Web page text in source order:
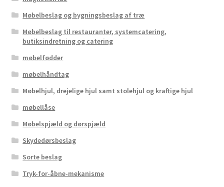
Møbelbeslag og bygningsbeslag af træ
Møbelbeslag til restauranter, systemcatering,
butiksindretning og catering
møbelfødder
møbelhåndtag
Møbelhjul, drejelige hjul samt stolehjul og kraftige hjul
møbellåse
Møbelspjæld og dørspjæld
Skydedørsbeslag
Sorte beslag
Tryk-for-åbne-mekanisme